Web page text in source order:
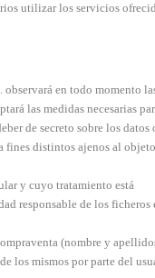
utilizar los servicios
en todo momento
las medidas necesarias
de secreto sobre los datos
fines distintos ajenos al
y cuyo tratamiento está
responsable de los ficheros
(nombre y
los mismos por parte del